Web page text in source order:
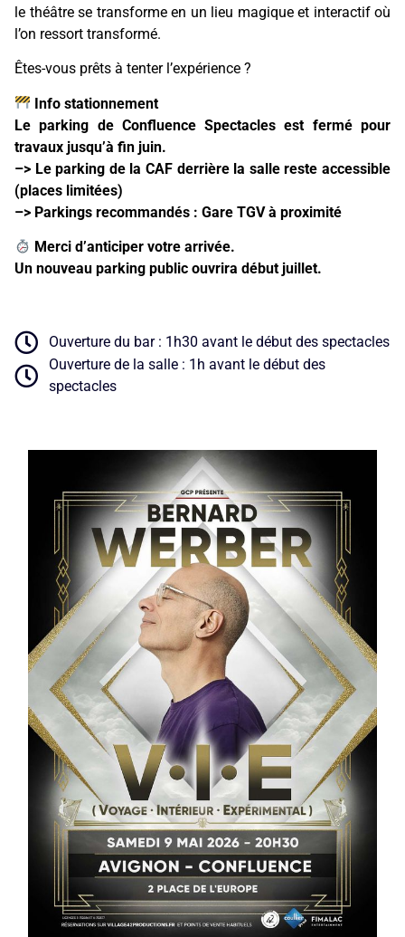
le théâtre se transforme en un lieu magique et interactif où
l’on ressort transformé.
Êtes-vous prêts à tenter l’expérience ?
Info stationnement
Le parking de Confluence Spectacles est fermé pour
travaux jusqu’à fin juin.
–> Le parking de la CAF derrière la salle reste accessible
(places limitées)
–> Parkings recommandés : Gare TGV à proximité
Merci d’anticiper votre arrivée.
Un nouveau parking public ouvrira début juillet.
Ouverture du bar : 1h30 avant le début des spectacles
Ouverture de la salle : 1h avant le début des
spectacles